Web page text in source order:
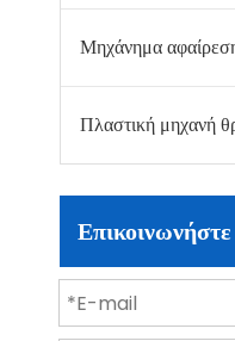
Μηχάνημα
Πλαστική μηχανή